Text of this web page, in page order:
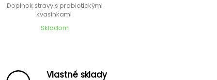
Doplnok stravy s probiotickými
kvasinkami
Skladom
Vlastné sklady